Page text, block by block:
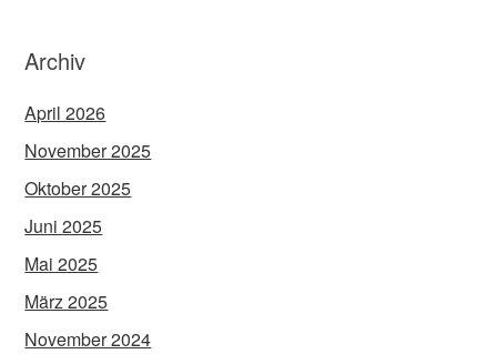
Archiv
April 2026
November 2025
Oktober 2025
Juni 2025
Mai 2025
März 2025
November 2024